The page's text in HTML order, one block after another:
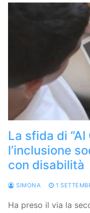
La sfida di
l’inclusione
con disabilità
SIMONA 1
Ha preso il via la